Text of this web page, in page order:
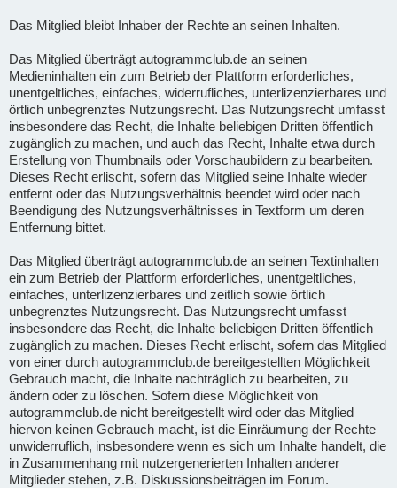
Das Mitglied bleibt Inhaber der Rechte an seinen Inhalten.
Das Mitglied überträgt autogrammclub.de an seinen
Medieninhalten ein zum Betrieb der Plattform erforderliches,
unentgeltliches, einfaches, widerrufliches, unterlizenzierbares und
örtlich unbegrenztes Nutzungsrecht. Das Nutzungsrecht umfasst
insbesondere das Recht, die Inhalte beliebigen Dritten öffentlich
zugänglich zu machen, und auch das Recht, Inhalte etwa durch
Erstellung von Thumbnails oder Vorschaubildern zu bearbeiten.
Dieses Recht erlischt, sofern das Mitglied seine Inhalte wieder
entfernt oder das Nutzungsverhältnis beendet wird oder nach
Beendigung des Nutzungsverhältnisses in Textform um deren
Entfernung bittet.
Das Mitglied überträgt autogrammclub.de an seinen Textinhalten
ein zum Betrieb der Plattform erforderliches, unentgeltliches,
einfaches, unterlizenzierbares und zeitlich sowie örtlich
unbegrenztes Nutzungsrecht. Das Nutzungsrecht umfasst
insbesondere das Recht, die Inhalte beliebigen Dritten öffentlich
zugänglich zu machen. Dieses Recht erlischt, sofern das Mitglied
von einer durch autogrammclub.de bereitgestellten Möglichkeit
Gebrauch macht, die Inhalte nachträglich zu bearbeiten, zu
ändern oder zu löschen. Sofern diese Möglichkeit von
autogrammclub.de nicht bereitgestellt wird oder das Mitglied
hiervon keinen Gebrauch macht, ist die Einräumung der Rechte
unwiderruflich, insbesondere wenn es sich um Inhalte handelt, die
in Zusammenhang mit nutzergenerierten Inhalten anderer
Mitglieder stehen, z.B. Diskussionsbeiträgen im Forum.